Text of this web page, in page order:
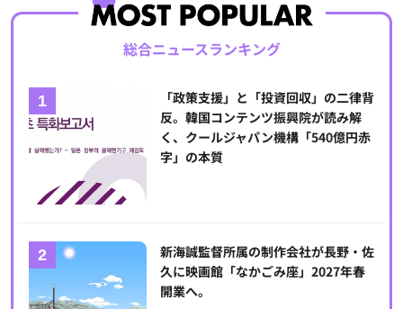
総合ニュースランキング
「政策支援」と「投資回収」の二律背
反。韓国コンテンツ振興院が読み解
く、クールジャパン機構「540億円赤
字」の本質
新海誠監督所属の制作会社が長野・佐
久に映画館「なかごみ座」2027年春
開業へ。